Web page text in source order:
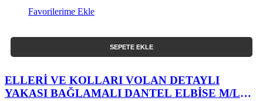
Favorilerime Ekle
SEPETE EKLE
ELLERİ VE KOLLARI VOLAN DETAYLI
YAKASI BAĞLAMALI DANTEL ELBİSE M/L